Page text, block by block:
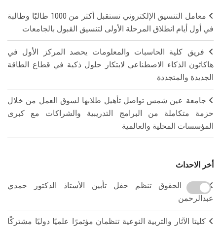
معامل التنسيق الإلكتروني تستقبل أكثر من 1000 طالبًا وطالبة
في أول أيام انطلاق المرحلة الأولى لتنسيق القبول بالجامعات
فريق كلية الحاسبات والمعلومات يحصد المركز الأول في
هاكاثون الذكاء الاصطناعي لابتكار حلول ذكية في قطاع الطاقة
الجديدة والمتجددة
جامعة عين شمس تواصل تأهيل طلابها لسوق العمل من خلال
حزمة متكاملة من البرامج التدريبية والشراكات مع كبرى
المؤسسات المحلية والعالمية
أخر الاحداث
كلية الحقوق تنظم حفل تأبين الأستاذ الدكتور حمدي
عبدالرحمن
كليتا الآثار والتربية النوعية تنظمان مؤتمرًا علميًا دوليًا مشتركًا